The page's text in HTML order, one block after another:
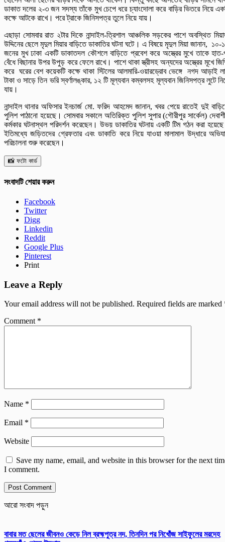
ডাকাত দলের ২-৩ জন সদস্য তাঁকে মুখ চেপে ধরে চ্যাংদোলা করে বাড়ির ভিতরে নিয়ে
কক্ষে আটকে রাখে। পরে ট্রাকে জিনিসপত্র তুলে নিয়ে যায়।
এছাড়া সোমবার রাত ২টার দিকে নান্দাইল-ত্রিশাল আঞ্চলিক সড়কের পাশে অবস্থিত
উদ্দিনের ছেলে মৃদুল মিয়ার বাড়িতে ডাকাতির ঘটনা ঘটে। এ বিষয়ে মৃদুল মিয়া জানান, ১০-
জনের মুখ ঢাকা একটি ডাকাতদল কৌশলে বাড়িতে প্রবেশ করে অস্ত্রের মুখে তাকে হাত-
বেঁধে বিছানার উপর উপুড় করে ফেলে রাখে। পাশে থাকা স্ত্রীসহ অন্যদের অস্ত্রের মূখে
করে ঘরের বেশ কয়েকটি কক্ষে থাকা স্টিলের আলমারি-ওয়ারড্রোব ভেঙ্গে নগদ আড়াই
টাকা ও সাড়ে তিন ভরি স্বর্ণালঙ্কার, ১২ টি মূল্যবান কম্বলসহ মূল্যবান জিনিসপত্র লুটে
যায়।
নান্দাইল থানার অফিসার ইনচার্জ মো. ফরিদ আহমেদ জানান, খবর পেয়ে রাতেই দুই
পুলিশ পাঠানো হয়েছে। সোমবার সকালে অতিরিক্ত পুলিশ সুপার (গৌরীপুর সার্কেল)
কর্মকার ঘটনাস্থল পরিদর্শন করেছেন। উভয় ডাকাতির ঘটনায় একটি টিম গঠন করা
ইতিমধ্যে জড়িতদের গ্রেফতার এবং ডাকাতি করে নিয়ে যাওয়া মালামাল উদ্ধারে
পরিচালনা শুরু করেছেন।
📸 ফটো কার্ড
সংবাদটি শেয়ার করুন
Facebook
Twitter
Digg
Linkedin
Reddit
Google Plus
Pinterest
Print
Leave a Reply
Your email address will not be published. Required fields are marked
Comment *
Name *
Email *
Website
Save my name, email, and website in this browser for the next
I comment.
আরো সংবাদ পড়ুন
বাবার মত ছেলের জীবনও কেড়ে নিল ব্রহ্মপুত্র নদ, তিনদিন পর নিখোঁজ সাইফুলের মরদেহ